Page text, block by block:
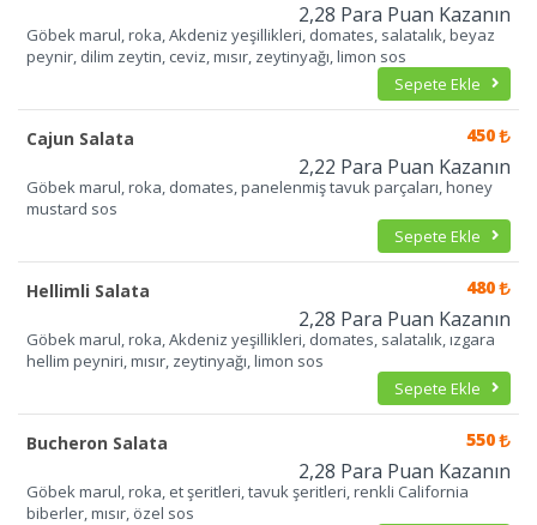
2,28 Para Puan Kazanın
Göbek marul, roka, Akdeniz yeşillikleri, domates, salatalık, beyaz
peynir, dilim zeytin, ceviz, mısır, zeytinyağı, limon sos
Sepete Ekle
Cajun Salata 450
2,22 Para Puan Kazanın
Göbek marul, roka, domates, panelenmiş tavuk parçaları, honey
mustard sos
Sepete Ekle
Hellimli Salata 480
2,28 Para Puan Kazanın
Göbek marul, roka, Akdeniz yeşillikleri, domates, salatalık, ızgara
hellim peyniri, mısır, zeytinyağı, limon sos
Sepete Ekle
Bucheron Salata 550
2,28 Para Puan Kazanın
Göbek marul, roka, et şeritleri, tavuk şeritleri, renkli California
biberler, mısır, özel sos